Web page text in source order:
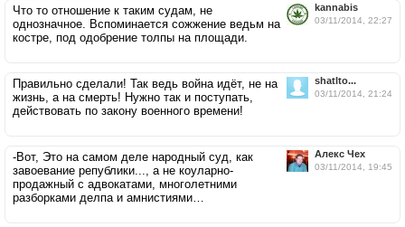
kannabis
03/11/2014, 22:27
Что то отношение к таким судам, не
однозначное. Вспоминается сожжение ведьм на
костре, под одобрение толпы на площади.
shatlto...
03/11/2014, 21:24
Правильно сделали! Так ведь война идёт, не на
жизнь, а на смерть! Нужно так и поступать,
действовать по закону военного времени!
Алекс Чех
03/11/2014, 19:45
-Вот, Это на самом деле народный суд, как
завоевание републики..., а не коуларно-
продажный с адвокатами, многолетними
разборками делпа и амнистиями…